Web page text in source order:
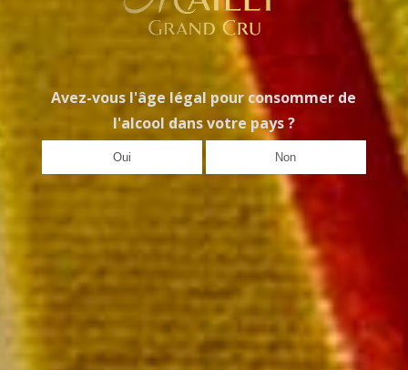
Avez-vous l'âge légal pour consommer de
l'alcool dans votre pays ?
Oui Non
La bouteille 54,00 €